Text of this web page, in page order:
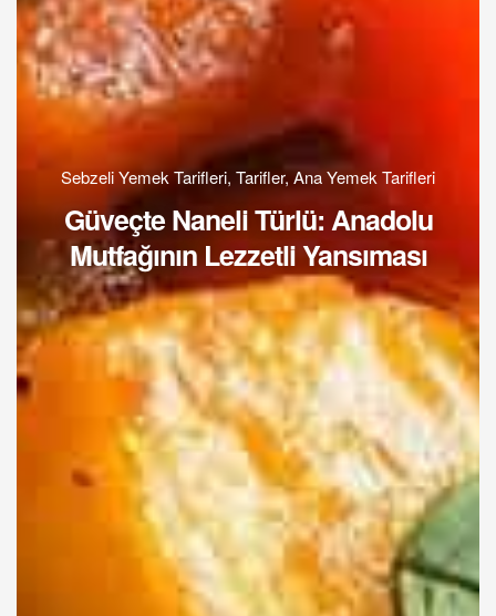
Sebzeli Yemek Tarifleri, Tarifler, Ana Yemek Tarifleri
Güveçte Naneli Türlü: Anadolu
Mutfağının Lezzetli Yansıması